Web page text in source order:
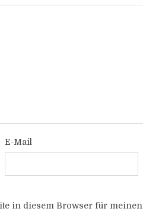
E-Mail
in diesem Browser für